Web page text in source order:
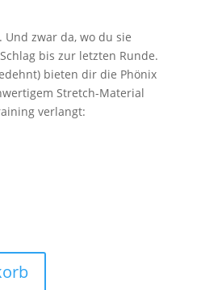
Und zwar da, wo du sie
bis zur letzten Runde.
bieten dir die Phönix
Stretch-Material
verlangt: